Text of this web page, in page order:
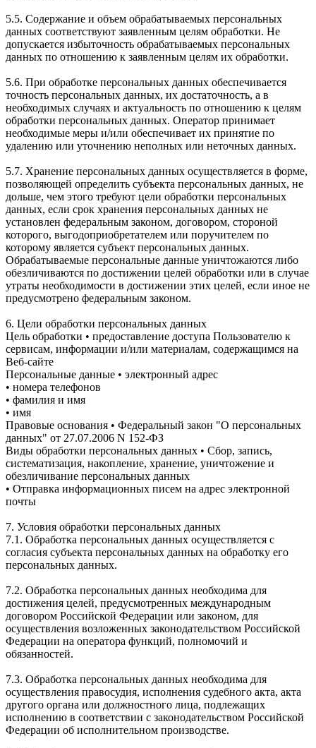
5.5. Содержание и объем обрабатываемых персональных
данных соответствуют заявленным целям обработки. Не
допускается избыточность обрабатываемых персональных
данных по отношению к заявленным целям их обработки.
5.6. При обработке персональных данных обеспечивается
точность персональных данных, их достаточность, а в
необходимых случаях и актуальность по отношению к целям
обработки персональных данных. Оператор принимает
необходимые меры и/или обеспечивает их принятие по
удалению или уточнению неполных или неточных данных.
5.7. Хранение персональных данных осуществляется в форме,
позволяющей определить субъекта персональных данных, не
дольше, чем этого требуют цели обработки персональных
данных, если срок хранения персональных данных не
установлен федеральным законом, договором, стороной
которого, выгодоприобретателем или поручителем по
которому является субъект персональных данных.
Обрабатываемые персональные данные уничтожаются либо
обезличиваются по достижении целей обработки или в случае
утраты необходимости в достижении этих целей, если иное не
предусмотрено федеральным законом.
6. Цели обработки персональных данных
Цель обработки • предоставление доступа Пользователю к
сервисам, информации и/или материалам, содержащимся на
Веб-сайте
Персональные данные • электронный адрес
• номера телефонов
• фамилия и имя
• имя
Правовые основания • Федеральный закон "О персональных
данных" от 27.07.2006 N 152-ФЗ
Виды обработки персональных данных • Сбор, запись,
систематизация, накопление, хранение, уничтожение и
обезличивание персональных данных
• Отправка информационных писем на адрес электронной
почты
7. Условия обработки персональных данных
7.1. Обработка персональных данных осуществляется с
согласия субъекта персональных данных на обработку его
персональных данных.
7.2. Обработка персональных данных необходима для
достижения целей, предусмотренных международным
договором Российской Федерации или законом, для
осуществления возложенных законодательством Российской
Федерации на оператора функций, полномочий и
обязанностей.
7.3. Обработка персональных данных необходима для
осуществления правосудия, исполнения судебного акта, акта
другого органа или должностного лица, подлежащих
исполнению в соответствии с законодательством Российской
Федерации об исполнительном производстве.